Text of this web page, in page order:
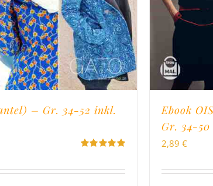
– Gr. 34-52 inkl.
5
Ebook
Gr. 34-
2,89€